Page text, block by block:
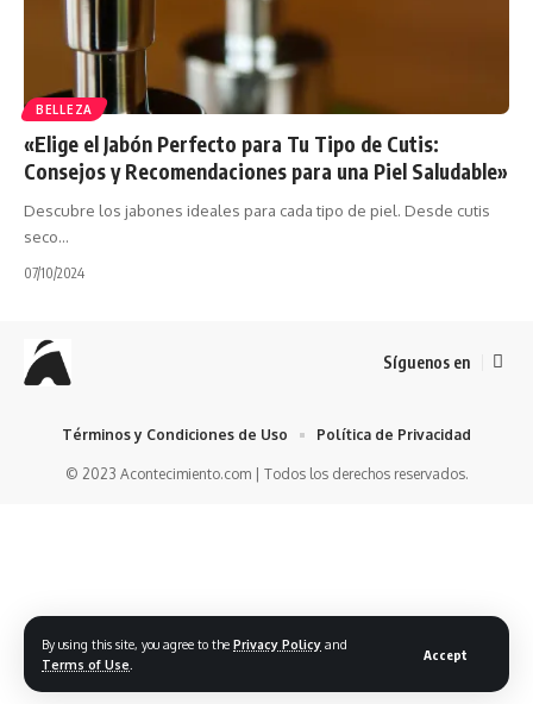
By using this site, you agree to the Privacy Policy and
Terms of Use
Accept
BELLEZA
«Elige el Jabón Perfecto para Tu Tipo de Cutis:
Consejos y Recomendaciones para una Piel Saludable»
Descubre los jabones ideales para cada tipo de piel. Desde cutis
seco…
07/10/2024
Síguenos en
© 2023 Acontecimiento.com | Todos los derechos reservados.
Términos y Condiciones de Uso Política de Privacidad